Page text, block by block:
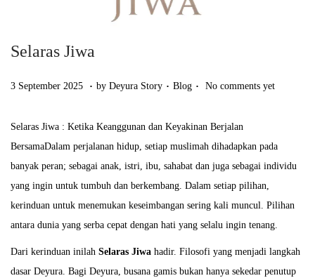
Selaras Jiwa
Posted on
3 September 2025
2
O
c
t
o
b
e
. by Deyura Story . Posted in
Blog . No comments yet
Selaras Jiwa : Ketika Keanggunan dan Keyakinan Berjalan
BersamaDalam perjalanan hidup, setiap muslimah dihadapkan pada
banyak peran; sebagai anak, istri, ibu, sahabat dan juga sebagai individu
yang ingin untuk tumbuh dan berkembang. Dalam setiap pilihan,
kerinduan untuk menemukan keseimbangan sering kali muncul. Pilihan
antara dunia yang serba cepat dengan hati yang selalu ingin tenang.
Dari kerinduan inilah Selaras Jiwa hadir. Filosofi yang menjadi langkah
dasar Deyura. Bagi Deyura, busana gamis bukan hanya sekedar penutup